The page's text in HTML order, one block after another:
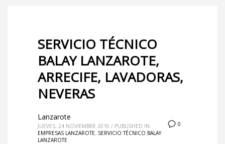
SERVICIO TÉCNICO
BALAY LANZAROTE,
ARRECIFE, LAVADORAS,
NEVERAS
0
Lanzarote
JUEVES, 24 NOVIEMBRE 2016 / PUBLISHED IN
EMPRESAS LANZAROTE, SERVICIO TÉCNICO BALAY
LANZAROTE